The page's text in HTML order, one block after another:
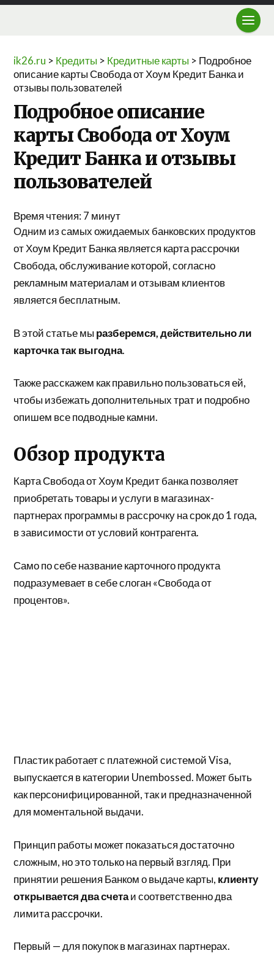
ik26.ru > Кредиты > Кредитные карты > Подробное
описание карты Свобода от Хоум Кредит Банка и
отзывы пользователей
Подробное описание
карты Свобода от Хоум
Кредит Банка и отзывы
пользователей
Время чтения:7 минут
Одним из самых ожидаемых банковских продуктов
от Хоум Кредит Банка является карта рассрочки
Свобода, обслуживание которой, согласно
рекламным материалам и отзывам клиентов
является бесплатным.
В этой статье мы разберемся, действительно ли
карточка так выгодна.
Также расскажем как правильно пользоваться ей,
чтобы избежать дополнительных трат и подробно
опишем все подводные камни.
Обзор продукта
Карта Свобода от Хоум Кредит банка позволяет
приобретать товары и услуги в магазинах-
партнерах программы в рассрочку на срок до 1 года,
в зависимости от условий контрагента.
Само по себе название карточного продукта
подразумевает в себе слоган «Свобода от
процентов».
Пластик работает с платежной системой Visa,
выпускается в категории Unembossed. Может быть
как персонифицированной, так и предназначенной
для моментальной выдачи.
Принцип работы может показаться достаточно
сложным, но это только на первый взгляд. При
принятии решения Банком о выдаче карты, клиенту
открывается два счетаи соответственно два
лимита рассрочки.
Первый — для покупок в магазинах партнерах.